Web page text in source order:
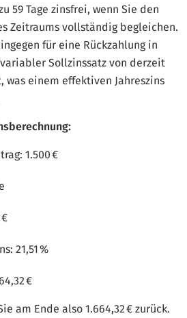
59 Tage zinsfrei, wenn Sie den
Zeitraums vollständig begleichen.
für eine Rückzahlung in
Sollzinssatz von derzeit
was einem effektiven Jahreszins
1.500 €
21,51 %
€
am Ende also 1.664,32 € zurück.